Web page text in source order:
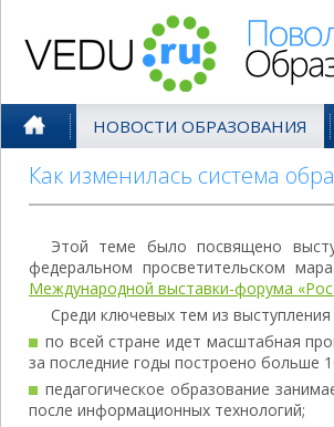
НОВОСТИ ОБРАЗОВАНИЯ
Как изменилась система
Этой теме было посвящено
федеральном просветительском
Международной выставки-форума
Среди ключевых тем из выступления
по всей стране идет масштабная
за последние годы построено больше
педагогическое образование
после информационных технологий;